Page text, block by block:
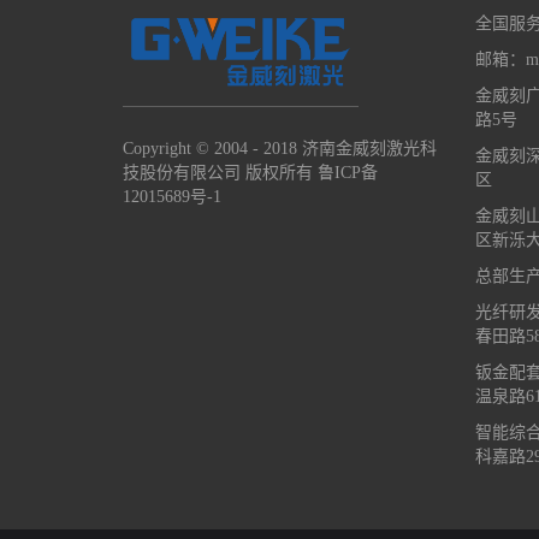
Copyright © 2004 - 2018 济南金威刻激光科
技股份有限公司 版权所有 鲁ICP备
12015689号-1
全国服
邮箱：
金威刻
路5号
金威刻
区
金威刻
区新泺
总部生
光纤研
春田路
钣金配
温泉路
智能综
科嘉路